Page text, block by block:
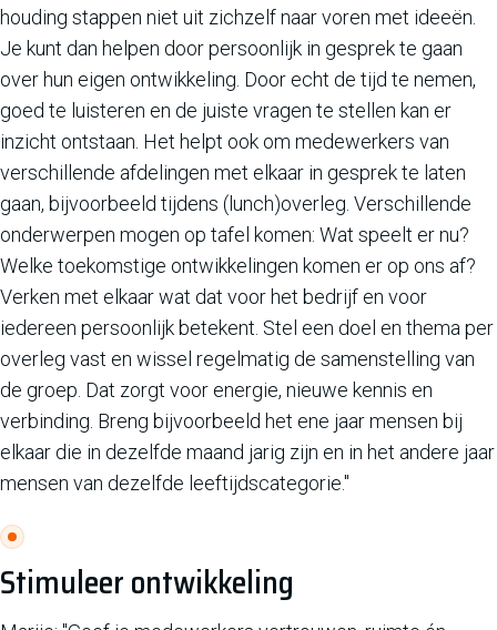
houding stappen niet uit zichzelf naar voren met ideeën.
Je kunt dan helpen door persoonlijk in gesprek te gaan
over hun eigen ontwikkeling. Door echt de tijd te nemen,
goed te luisteren en de juiste vragen te stellen kan er
inzicht ontstaan. Het helpt ook om medewerkers van
verschillende afdelingen met elkaar in gesprek te laten
gaan, bijvoorbeeld tijdens (lunch)overleg. Verschillende
onderwerpen mogen op tafel komen: Wat speelt er nu?
Welke toekomstige ontwikkelingen komen er op ons af?
Verken met elkaar wat dat voor het bedrijf en voor
iedereen persoonlijk betekent. Stel een doel en thema per
overleg vast en wissel regelmatig de samenstelling van
de groep. Dat zorgt voor energie, nieuwe kennis en
verbinding. Breng bijvoorbeeld het ene jaar mensen bij
elkaar die in dezelfde maand jarig zijn en in het andere jaar
mensen van dezelfde leeftijdscategorie."
Stimuleer ontwikkeling